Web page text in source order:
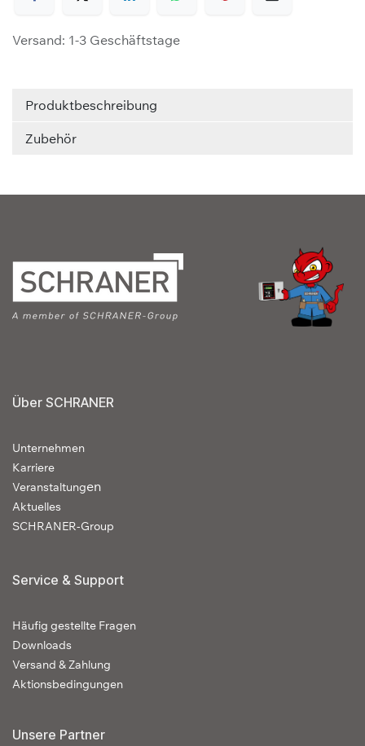
Versand: 1-3 Geschäftstage
Produktbeschreibung
Zubehör
Über SCHRANER
Unternehmen
Karriere
Veranstaltungen
Aktuelles
SCHRANER-Group
Service & Support
Häufig gestellte Fragen
Downloads
Versand & Zahlung
Aktionsbedingungen
Unsere Partner